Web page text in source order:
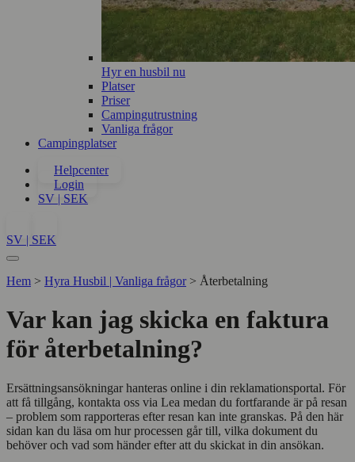
Hyr en husbil nu
Platser
Priser
Campingutrustning
Vanliga frågor
Campingplatser
Helpcenter
Login
SV | SEK
SV | SEK
Hem > Hyra Husbil | Vanliga frågor > Återbetalning
Var kan jag skicka en faktura
för återbetalning?
Ersättningsansökningar hanteras online i din reklamationsportal. För
att få tillgång, kontakta oss via Lea medan du fortfarande är på resan
– problem som rapporteras efter resan kan inte granskas. På den här
sidan kan du läsa om hur processen går till, vilka dokument du
behöver och vad som händer efter att du skickat in din ansökan.